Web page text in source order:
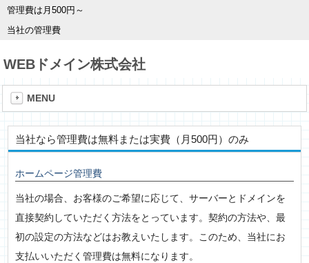
管理費は月500円～
当社の管理費
WEBドメイン株式会社
MENU
当社なら管理費は無料または実費（月500円）のみ
ホームページ管理費
当社の場合、お客様のご希望に応じて、サーバーとドメインを
直接契約していただく方法をとっています。契約の方法や、最
初の設定の方法などはお教えいたします。このため、当社にお
支払いいただく管理費は無料になります。